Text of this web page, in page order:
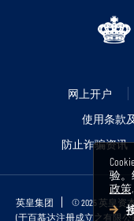
网上开户
使用条款
防止诈骗资讯
英皇集团
© 2025 英皇资
(于百慕达注册成立之有限公
验。
政策